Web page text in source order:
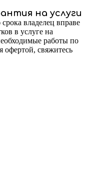
на услуги
владелец вправе
в услуге на
работы по
офертой, свяжитесь